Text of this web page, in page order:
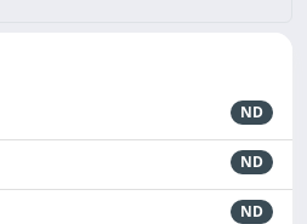
ND
ND
ND